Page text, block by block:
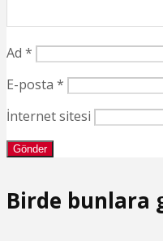
Ad *
E-posta *
İnternet sitesi
Birde bunlara